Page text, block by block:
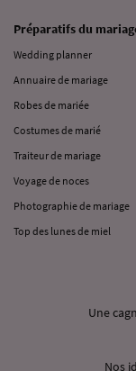
Préparatifs du
Wedding planner
Annuaire de mariage
Robes de mariée
Costumes de marié
Traiteur de mariage
Voyage de noces
Photographie de mariage
Top des lunes de miel
Une
Nos